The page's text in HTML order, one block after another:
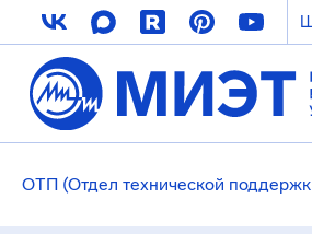
ОТП (Отдел технической